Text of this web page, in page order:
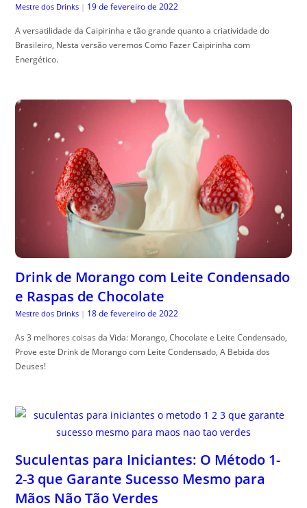
Mestre dos Drinks | 19 de fevereiro de 2022
A versatilidade da Caipirinha e tão grande quanto a criatividade do
Brasileiro, Nesta versão veremos Como Fazer Caipirinha com
Energético.
Drink de Morango com Leite Condensado
e Raspas de Chocolate
Mestre dos Drinks | 18 de fevereiro de 2022
As 3 melhores coisas da Vida: Morango, Chocolate e Leite Condensado,
Prove este Drink de Morango com Leite Condensado, A Bebida dos
Deuses!
Suculentas para Iniciantes: O Método 1-
2-3 que Garante Sucesso Mesmo para
Mãos Não Tão Verdes